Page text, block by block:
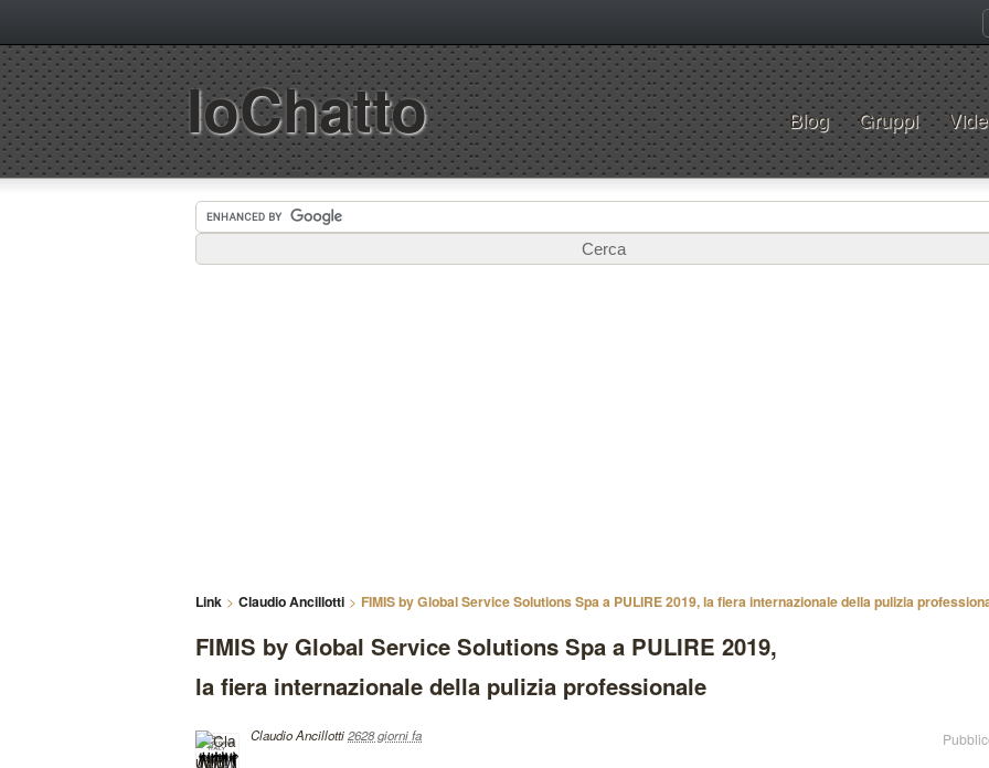
IoChatto Blog Gruppi
Link Claudio Ancillotti FIMIS by Global Service Solutions Spa a PULIRE 2019, la fiera internazionale della pulizia
FIMIS by Global Service Solutions Spa a PULIRE 2019,
la fiera internazionale della pulizia professionale
Claudio Ancillotti2628 giorni fa